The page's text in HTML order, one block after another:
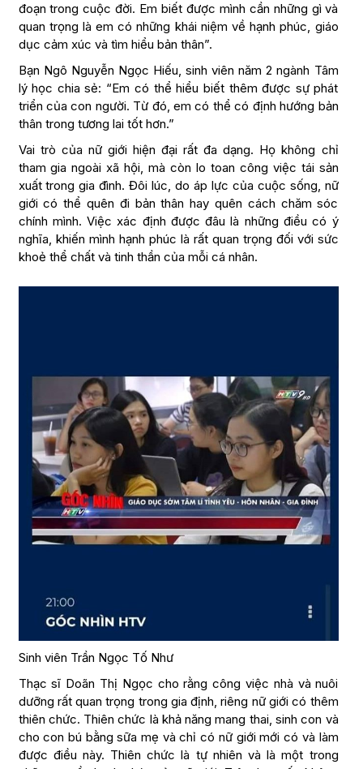
đoạn trong cuộc đời. Em biết được mình cần những gì và
quan trọng là em có những khái niệm về hạnh phúc, giáo
dục cảm xúc và tìm hiểu bản thân”.
Bạn Ngô Nguyễn Ngọc Hiếu, sinh viên năm 2 ngành Tâm
lý học chia sẻ: “Em có thể hiểu biết thêm được sự phát
triển của con người. Từ đó, em có thể có định hướng bản
thân trong tương lai tốt hơn.”
Vai trò của nữ giới hiện đại rất đa dạng. Họ không chỉ
tham gia ngoài xã hội, mà còn lo toan công việc tái sản
xuất trong gia đình. Đôi lúc, do áp lực của cuộc sống, nữ
giới có thể quên đi bản thân hay quên cách chăm sóc
chính mình. Việc xác định được đâu là những điều có ý
nghĩa, khiến mình hạnh phúc là rất quan trọng đối với sức
khoẻ thể chất và tinh thần của mỗi cá nhân.
Sinh viên Trần Ngọc Tố Như
Thạc sĩ Doãn Thị Ngọc cho rằng công việc nhà và nuôi
dưỡng rất quan trọng trong gia định, riêng nữ giới có thêm
thiên chức. Thiên chức là khả năng mang thai, sinh con và
cho con bú bằng sữa mẹ và chỉ có nữ giới mới có và làm
được điều này. Thiên chức là tự nhiên và là một trong